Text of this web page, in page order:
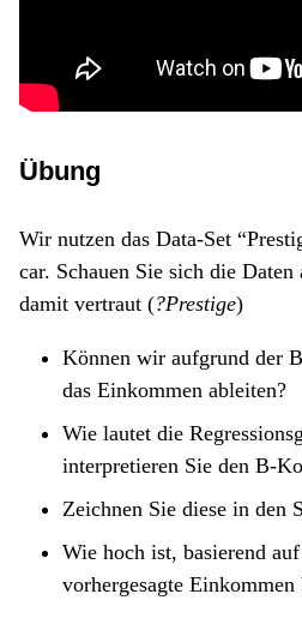
Übung
Wir nutzen das Data-Set
car. Schauen Sie sich die
damit vertraut (?Prestige)
Können wir aufgrund der
das Einkommen ableiten?
Wie lautet die
interpretieren Sie den B-
Zeichnen Sie diese in den
Wie hoch ist, basierend
vorhergesagte